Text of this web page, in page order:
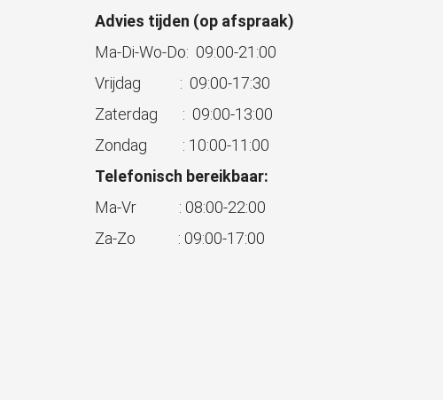
Advies tijden (op afspraak)
Ma-Di-Wo-Do: 09:00-21:00
Vrijdag : 09:00-17:30
Zaterdag : 09:00-13:00
Zondag : 10:00-11:00
Telefonisch bereikbaar:
Ma-Vr : 08:00-22:00
Za-Zo : 09:00-17:00